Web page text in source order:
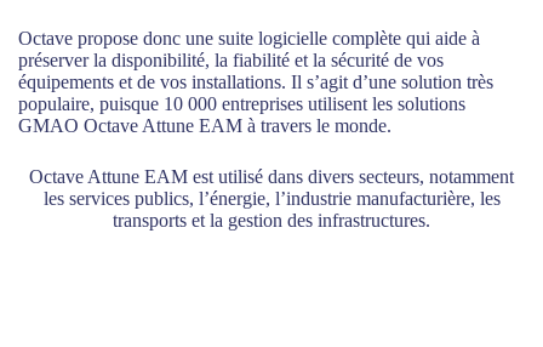
Octave propose donc une suite logicielle complète qui aide à
préserver la disponibilité, la fiabilité et la sécurité de vos
équipements et de vos installations. Il s’agit d’une solution très
populaire, puisque 10 000 entreprises utilisent les solutions
GMAO Octave Attune EAM à travers le monde.
Octave Attune EAM est utilisé dans divers secteurs, notamment
les services publics, l’énergie, l’industrie manufacturière, les
transports et la gestion des infrastructures.